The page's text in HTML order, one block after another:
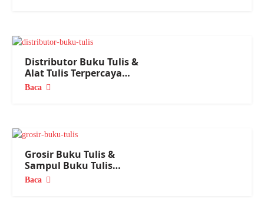
Distributor Buku Tulis &
Alat Tulis Terpercaya
Nasional
Baca
Grosir Buku Tulis &
Sampul Buku Tulis
Terlengkap 2026
Baca